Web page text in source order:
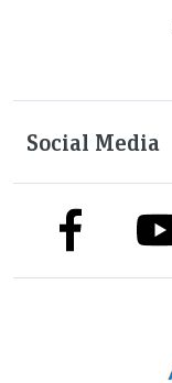
Social Media
link to